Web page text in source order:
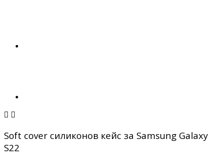
 
Soft cover силиконов кейс за Samsung Galaxy
S22